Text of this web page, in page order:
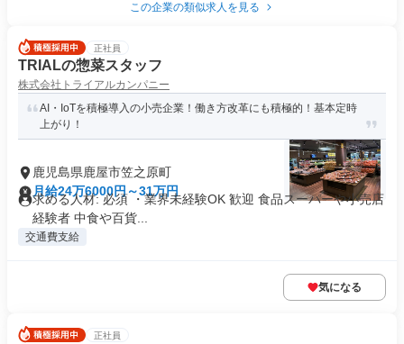
この企業の類似求人を見る
正社員
TRIALの惣菜スタッフ
株式会社トライアルカンパニー
AI・IoTを積極導入の小売企業！働き方改革にも積極的！基本定時
上がり！
鹿児島県鹿屋市笠之原町
月給24万6000円～31万円
求める人材: 必須 ・業界未経験OK 歓迎 食品スーパーや小売店
経験者 中食や百貨...
交通費支給
気になる
正社員